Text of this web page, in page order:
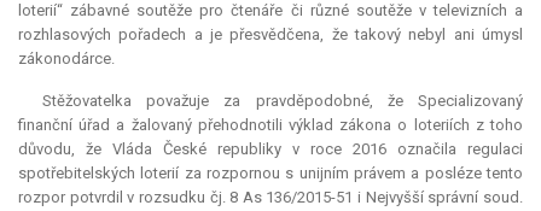
loterií“ zábavné soutěže pro čtenáře či různé soutěže v televizních a
rozhlasových pořadech a je přesvědčena, že takový nebyl ani úmysl
zákonodárce.
Stěžovatelka považuje za pravděpodobné, že Specializovaný
finanční úřad a žalovaný přehodnotili výklad zákona o loteriích z toho
důvodu, že Vláda České republiky v roce 2016 označila regulaci
spotřebitelských loterií za rozpornou s unijním právem a posléze tento
rozpor potvrdil v rozsudku čj. 8 As 136/2015-51 i Nejvyšší správní soud.